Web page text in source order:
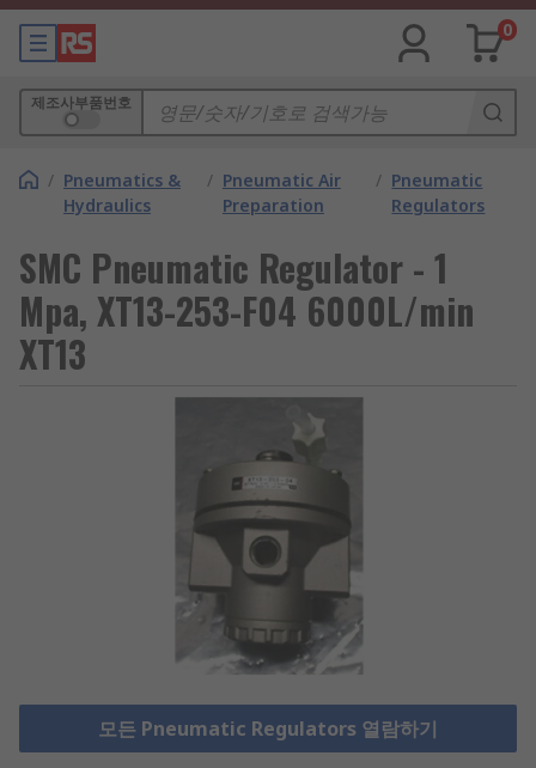
0
제조사부품번호
/ Pneumatics &
Hydraulics
/ Pneumatic Air
Preparation
/ Pneumatic
Regulators
SMC Pneumatic Regulator - 1
Mpa, XT13-253-F04 6000L/min
XT13
모든 Pneumatic Regulators 열람하기